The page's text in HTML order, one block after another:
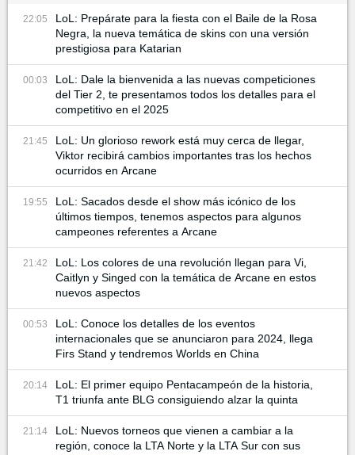
22:05
LoL: Prepárate para la fiesta con el Baile de la Rosa
Negra, la nueva temática de skins con una versión
prestigiosa para Katarian
00:03
LoL: Dale la bienvenida a las nuevas competiciones
del Tier 2, te presentamos todos los detalles para el
competitivo en el 2025
21:45
LoL: Un glorioso rework está muy cerca de llegar,
Viktor recibirá cambios importantes tras los hechos
ocurridos en Arcane
19:55
LoL: Sacados desde el show más icónico de los
últimos tiempos, tenemos aspectos para algunos
campeones referentes a Arcane
21:42
LoL: Los colores de una revolución llegan para Vi,
Caitlyn y Singed con la temática de Arcane en estos
nuevos aspectos
00:53
LoL: Conoce los detalles de los eventos
internacionales que se anunciaron para 2024, llega
Firs Stand y tendremos Worlds en China
20:14
LoL: El primer equipo Pentacampeón de la historia,
T1 triunfa ante BLG consiguiendo alzar la quinta
21:14
LoL: Nuevos torneos que vienen a cambiar a la
región, conoce la LTA Norte y la LTA Sur con sus